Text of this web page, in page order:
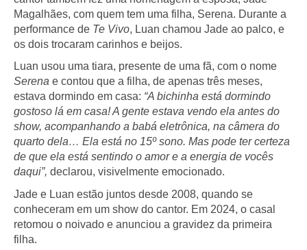
Magalhães, com quem tem uma filha, Serena. Durante a
performance de Te Vivo, Luan chamou Jade ao palco, e
os dois trocaram carinhos e beijos.
Luan usou uma tiara, presente de uma fã, com o nome
Serena e contou que a filha, de apenas três meses,
estava dormindo em casa: “A bichinha está dormindo
gostoso lá em casa! A gente estava vendo ela antes do
show, acompanhando a babá eletrônica, na câmera do
quarto dela… Ela está no 15º sono. Mas pode ter certeza
de que ela está sentindo o amor e a energia de vocês
daqui”, declarou, visivelmente emocionado.
Jade e Luan estão juntos desde 2008, quando se
conheceram em um show do cantor. Em 2024, o casal
retomou o noivado e anunciou a gravidez da primeira
filha.